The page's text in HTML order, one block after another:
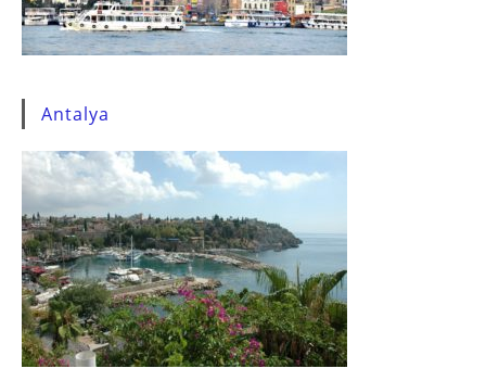
Antalya